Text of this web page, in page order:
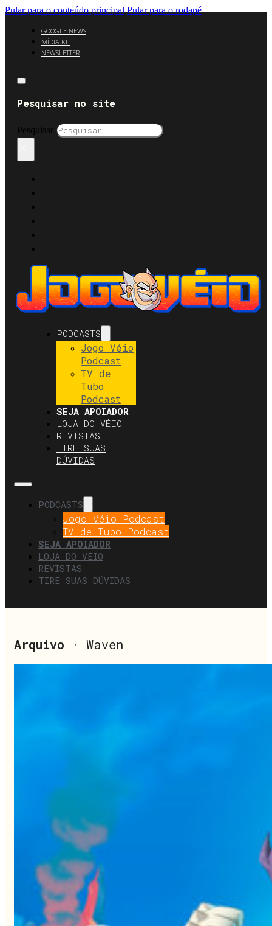
Pular para o conteúdo principal Pular para o rodapé
GOOGLE NEWS
MÍDIA KIT
NEWSLETTER
Pesquisar no site
Pesquisar
PODCASTS
Jogo Véio
Podcast
TV de
Tubo
Podcast
SEJA APOIADOR
LOJA DO VÉIO
REVISTAS
TIRE SUAS
DÚVIDAS
PODCASTS
Jogo Véio Podcast
TV de Tubo Podcast
SEJA APOIADOR
LOJA DO VÉIO
REVISTAS
TIRE SUAS DÚVIDAS
Arquivo · Waven